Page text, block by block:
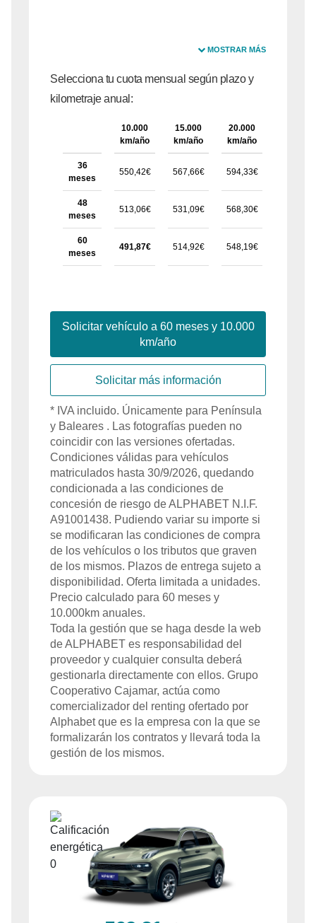
MOSTRAR MÁS
Selecciona tu cuota mensual según plazo y
kilometraje anual:
10.000
km/año
15.000
km/año
20.000
km/año
36
meses
550,42€ 567,66€ 594,33€
48
meses
513,06€ 531,09€ 568,30€
60
meses
491,87€ 514,92€ 548,19€
Solicitar vehículo a 60meses y 10.000
km/año
Solicitar más información
* IVA incluido. Únicamente para Península
y Baleares . Las fotografías pueden no
coincidir con las versiones ofertadas.
Condiciones válidas para vehículos
matriculados hasta 30/9/2026, quedando
condicionada a las condiciones de
concesión de riesgo deALPHABET N.I.F.
A91001438. Pudiendo variar su importe si
se modificaran las condiciones de compra
de los vehículos o los tributos que graven
de los mismos. Plazos de entrega sujeto a
disponibilidad. Oferta limitada a unidades.
Precio calculado para 60 meses y
10.000km anuales.
Toda la gestión que se haga desde la web
deALPHABET es responsabilidad del
proveedor y cualquier consulta deberá
gestionarla directamente con ellos. Grupo
Cooperativo Cajamar, actúa como
comercializador del renting ofertado por
Alphabet que es la empresa con la que se
formalizarán los contratos y llevará toda la
gestión de los mismos.